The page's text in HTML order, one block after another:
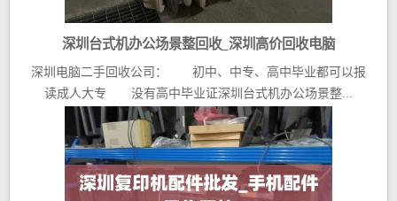
深圳台式机办公场景整回收_深圳高价回收电脑
深圳电脑二手回收公司： 初中、中专、高中毕业都可以报
读成人大专 没有高中毕业证深圳台式机办公场景整...